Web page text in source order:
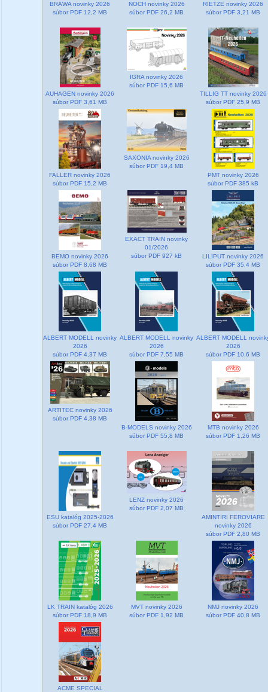
BRAWA novinky 2026
súbor PDF 12,2 MB
NOCH novinky 2026
súbor PDF 26,2 MB
RIETZE novinky 2026
súbor PDF 3,21 MB
AUHAGEN novinky 2026
súbor PDF 3,61 MB
IGRA novinky 2026
súbor PDF 15,6 MB
TILLIG TT novinky 2026
súbor PDF 25,9 MB
FALLER novinky 2026
súbor PDF 15,2 MB
SAXONIA novinky 2026
súbor PDF 19,4 MB
PMT novinky 2026
súbor PDF 385 kB
BEMO novinky 2026
súbor PDF 8,68 MB
EXACT TRAIN novinky
01/2026
súbor PDF 927 kB
LILIPUT novinky 2026
súbor PDF 35,4 MB
ALBERT MODELL novinky
2026
súbor PDF 4,37 MB
ALBERT MODELL novinky
2026
súbor PDF 7,55 MB
ALBERT MODELL
2026
súbor PDF 10,6 MB
ARTITEC novinky 2026
súbor PDF 4,38 MB
B-MODELS novinky 2026
súbor PDF 55,8 MB
MTB novinky 2026
súbor PDF 1,26 MB
ESU katalóg 2025-2026
súbor PDF 27,4 MB
LENZ novinky 2026
súbor PDF 2,07 MB
AMINTIRI FEROVIARE
novinky 2026
súbor PDF 2,80 MB
LK TRAIN katalóg 2026
súbor PDF 18,9 MB
MVT novinky 2026
súbor PDF 1,92 MB
NMJ novinky 2026
súbor PDF 40,8 MB
ACME SPECIAL